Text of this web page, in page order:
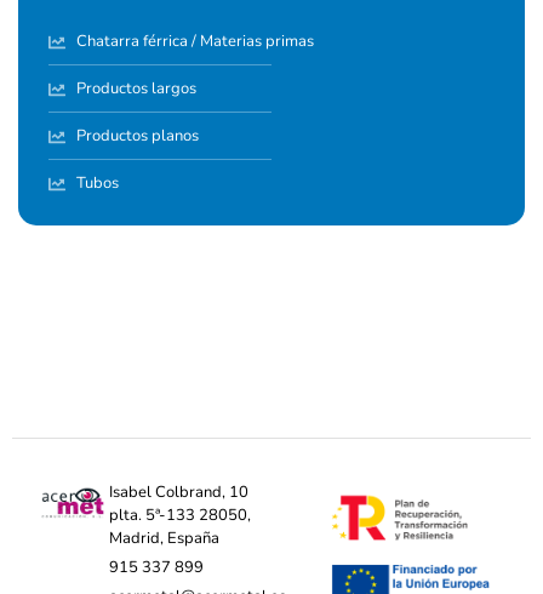
Chatarra férrica / Materias primas
Productos largos
Productos planos
Tubos
Isabel Colbrand, 10
plta. 5ª-133 28050,
Madrid, España
915 337 899